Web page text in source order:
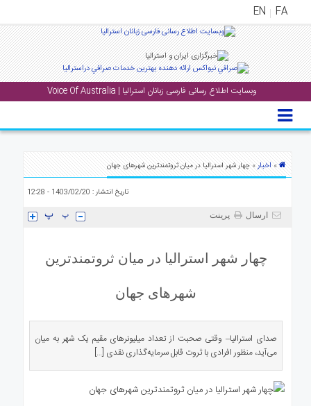
FA
EN
وبسایت اطلاع رسانی فارسی زبانان استرالیا | Voice Of Australia
منوی
اصلی
ارتباط
» اخبار» چهار شهر استرالیا در میان ثروتمندترین شهرهای جهان
تاریخ انتشار : 1403/02/20 - 12:28
ارسال پرینت
چهار شهر استرالیا در میان ثروتمندترین
شهرهای جهان
صدای استرالیا– وقتی صحبت از تعداد میلیونرهای مقیم یک شهر به میان
می‌آید، منظور افرادی با ثروت قابل سرمایه‌گذاری نقدی […]